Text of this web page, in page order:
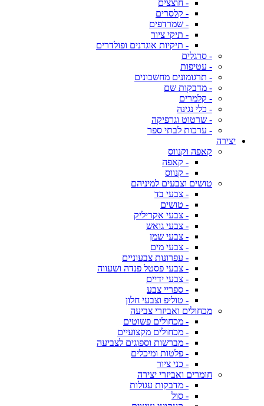
- חוצצים
- קלסרים
- שמרדפים
- תיקי ציור
- תיקיות אוגדנים ופולדרים
- סרגלים
- עטיפות
- תרגומונים מחשבונים
- מדבקות שם
- קלמרים
- כלי נגינה
- שרטוט וגרפיקה
- ערכות לבתי ספר
יצירה
קאפה וקנווס
- קאפה
- קנווס
טושים וצבעים למיניהם
- צבעי בד
- טושים
- צבעי אקריליק
- צבעי גואש
- צבעי שמן
- צבעי מים
- עפרונות צבעוניים
- צבעי פסטל פנדה ושעווה
- צבעי ידיים
- ספריי צבע
- טוליפ וצבעי חלון
מכחולים ואביזרי צביעה
- מכחולים פשוטים
- מכחולים מקצועיים
- מברשות וספוגים לצביעה
- פלטות ומיכלים
- כני ציור
חומרים ואביזרי יצירה
- מדבקות עגולות
- סול